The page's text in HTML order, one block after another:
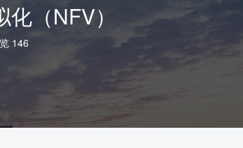
（NFV）
146